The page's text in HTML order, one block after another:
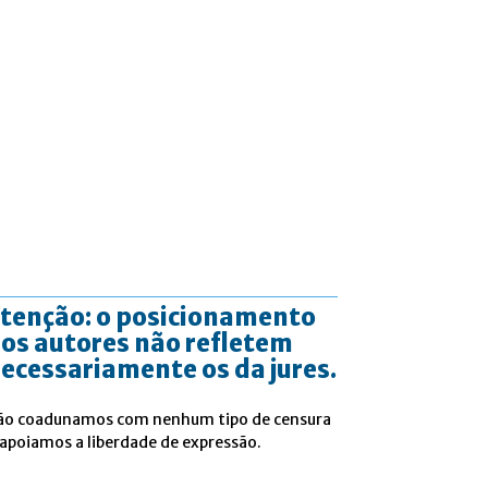
o posicionamento
autores não refletem
os da jures.
coadunamos com nenhum tipo de censura
a liberdade de expressão.